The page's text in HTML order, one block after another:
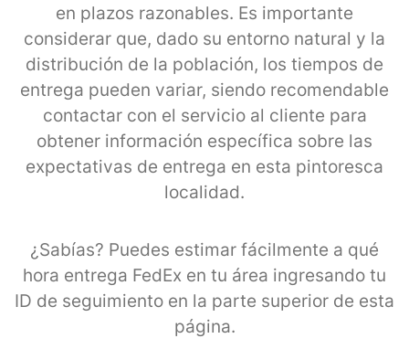
en plazos razonables. Es importante
considerar que, dado su entorno natural y la
distribución de la población, los tiempos de
entrega pueden variar, siendo recomendable
contactar con el servicio al cliente para
obtener información específica sobre las
expectativas de entrega en esta pintoresca
localidad.
¿Sabías? Puedes estimar fácilmente a qué
hora entrega FedEx en tu área ingresando tu
ID de seguimiento en la parte superior de esta
página.